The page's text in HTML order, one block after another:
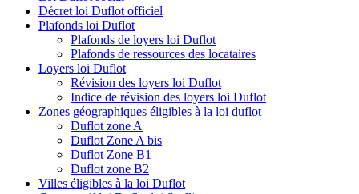
Décret loi Duflot officiel
Plafonds loi Duflot
Plafonds de loyers loi Duflot
Plafonds de ressources des locataires
Loyers loi Duflot
Révision des loyers loi Duflot
Indice de révision des loyers loi Duflot
Zones géographiques éligibles à la loi duflot
Duflot zone A
Duflot Zone A bis
Duflot Zone B1
Duflot zone B2
Villes éligibles à la loi Duflot